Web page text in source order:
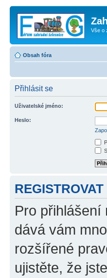
Vše o
Obsah fóra
Přihlásit se
Uživatelské jméno:
Heslo:
REGISTROVAT
Pro přihlášení
dává vám
rozšířené
ujistěte, že